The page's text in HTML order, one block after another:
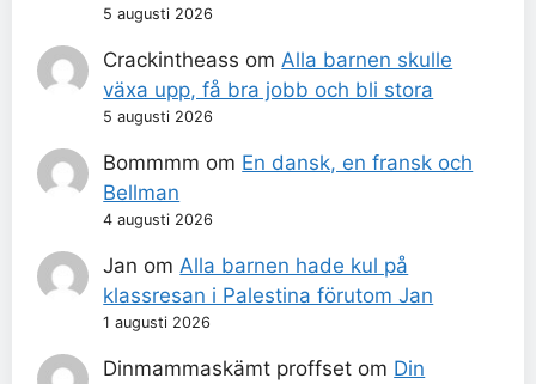
5 augusti 2026
Crackintheass om Alla barnen skulle
växa upp, få bra jobb och bli stora
5 augusti 2026
Bommmm om En dansk, en fransk och
Bellman
4 augusti 2026
Jan om Alla barnen hade kul på
klassresan i Palestina förutom Jan
1 augusti 2026
Dinmammaskämt proffset om Din